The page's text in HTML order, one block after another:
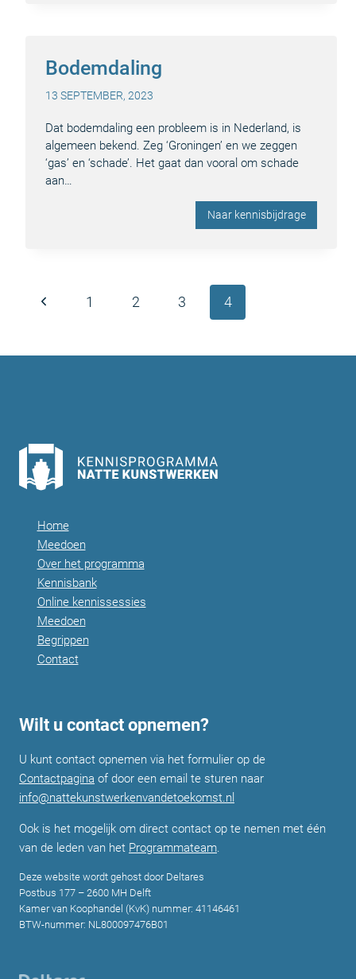
Bodemdaling
13 SEPTEMBER, 2023
Dat bodemdaling een probleem is in Nederland, is
algemeen bekend. Zeg ‘Groningen’ en we zeggen
‘gas’ en ‘schade’. Het gaat dan vooral om schade
aan…
Naar kennisbijdrage
Paginanavigatie
Vorige
1 2 3 4
Home
Meedoen
Over het programma
Kennisbank
Online kennissessies
Meedoen
Begrippen
Contact
Wilt u contact opnemen?
U kunt contact opnemen via het formulier op de
Contactpagina of door een email te sturen naar
info@nattekunstwerkenvandetoekomst.nl
Ook is het mogelijk om direct contact op te nemen met één
van de leden van het Programmateam.
Deze website wordt gehost door Deltares
Postbus 177 – 2600 MH Delft
Kamer van Koophandel (KvK) nummer: 41146461
BTW-nummer: NL800097476B01